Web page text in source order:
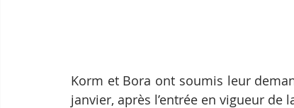
Korm et Bora ont soumis leur
janvier, après l’entrée en vigueur